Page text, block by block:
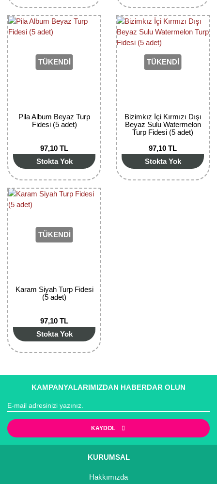
TÜKENDİ
Pila Album Beyaz Turp
Fidesi (5 adet)
97,10 TL
Stokta Yok
TÜKENDİ
Bizimkız İçi Kırmızı Dışı
Beyaz Sulu Watermelon
Turp Fidesi (5 adet)
97,10 TL
Stokta Yok
TÜKENDİ
Karam Siyah Turp Fidesi
(5 adet)
97,10 TL
Stokta Yok
KAMPANYALARIMIZDAN HABERDAR OLUN
KAYDOL
KURUMSAL
Hakkımızda
Bektaşi Üzümü Fidanı
Böğürtlen Fidanı
Dut Fidanı
Erik Fidanı
Fidan Anaçları ve Aşı Kalemleri
Fındık Fidanı
Frenk Üzümü Fidanı
Goji Berry Fidanı
Kapari Gebre Otu Fidanı
Kayısı Fidanı
Keçiboynuzu Fidanı
Kiraz Fidanı
Kivi Fidanı
Nostaljik Güller
Peyzaj Gülleri
Sarmaşık(Çardak) Gül Fidanları
Ters Lale Soğanı
Yılbaşı Gülü Çiçeği